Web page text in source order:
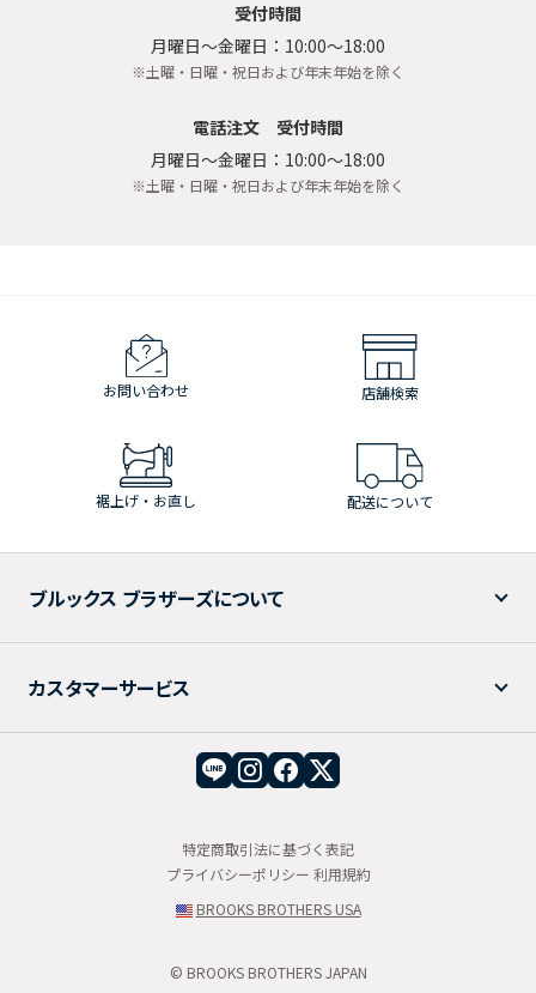
受付時間
月曜日〜金曜日：10:00〜18:00
※土曜・日曜・祝日および年末年始を除く
電話注文 受付時間
月曜日〜金曜日：10:00〜18:00
※土曜・日曜・祝日および年末年始を除く
お問い合わせ 店舗検索
裾上げ・お直し 配送について
ブルックス ブラザーズについて
カスタマーサービス
特定商取引法に基づく表記
プライバシーポリシー 利用規約
BROOKS BROTHERS USA
© BROOKS BROTHERS JAPAN